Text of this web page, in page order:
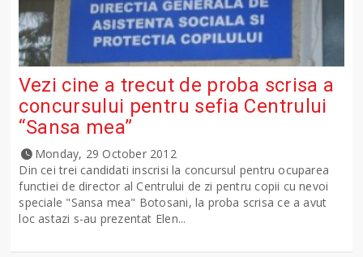
Vezi cine a trecut de proba scrisa a
concursului pentru sefia Centrului
“Sansa mea”
Monday, 29 October 2012
Din cei trei candidati inscrisi la concursul pentru ocuparea
functiei de director al Centrului de zi pentru copii cu nevoi
speciale "Sansa mea" Botosani, la proba scrisa ce a avut
loc astazi s-au prezentat Elen...